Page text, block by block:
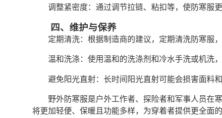
调整紧密度：通过调节拉链、粘扣等，使防寒服
四、维护与保养
定期清洗：根据制造商的建议，定期清洗防寒服
温和洗涤：使用温和的洗涤剂和冷水手洗或机洗
避免阳光直射：长时间阳光直射可能会损害面料
野外防寒服是户外工作者、探险者和军事人员在
将更加轻便、保暖且功能多样，为穿着者提供更全面